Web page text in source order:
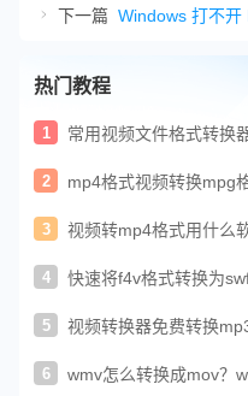
下一篇
热门教程
1 常用视频文件格式转换
2 mp4格式视频转换mpg
3 视频转mp4格式用什么
4 快速将f4v格式转换为
5 视频转换器免费转换
6 wmv怎么转换成mov？